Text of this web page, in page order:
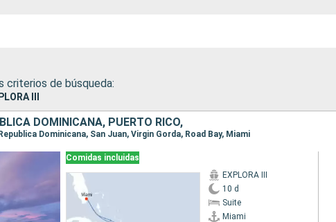
criterios de búsqueda:
III
DOMINICANA, PUERTO RICO,
Dominicana, San Juan, Virgin Gorda, Road Bay, Miami
Comidas incluidas
EXPLORA III
10 d
Suite
Miami